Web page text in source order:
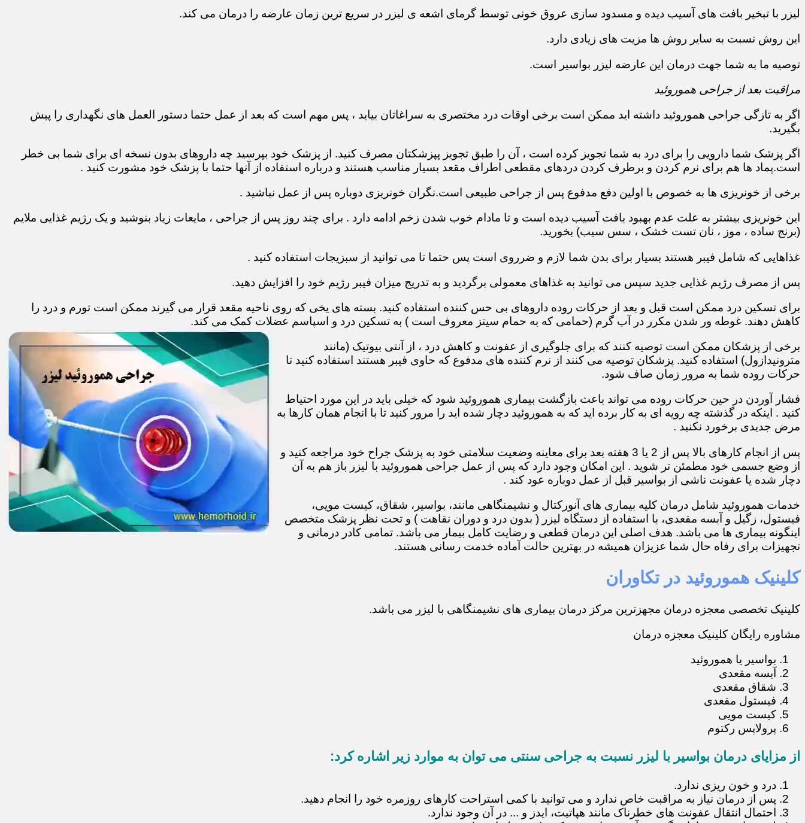
لیزر با تبخیر بافت های آسیب دیده و مسدود سازی عروق خونی توسط گرمای اشعه ی لیزر در سریع ترین زمان عارضه را درمان می کند.
این روش نسبت به سایر روش ها مزیت های زیادی دارد.
توصیه ما به شما جهت درمان این عارضه لیزر بواسیر است.
مراقبت بعد از جراحی هموروئید
اگر به تازگی جراحی هموروئید داشته اید ممکن است برخی اوقات درد مختصری به سراغاتان بیاید ، پس مهم است که بعد از عمل حتما دستور العمل های نگهداری را پیش
بگیرید.
اگر پزشک شما دارویی را برای درد به شما تجویز کرده است ، آن را طبق تجویز پپزشکتان مصرف کنید. از پزشک خود بپرسید چه داروهای بدون نسخه ای برای شما بی خطر
است.پماد ها هم برای نرم کردن و برطرف کردن دردهای مقطعی اطراف مقعد بسیار مناسب هستند و درباره استفاده از آنها حتما با پزشک خود مشورت کنید .
برخی از خونریزی ها به خصوص با اولین دفع مدفوع پس از جراحی طبیعی است.نگران خونریزی دوباره پس از عمل نباشید .
این خونریزی بیشتر به علت عدم بهبود بافت آسیب دیده است و تا مادام خوب شدن زخم ادامه دارد . برای چند روز پس از جراحی ، مایعات زیاد بنوشید و یک رژیم غذایی ملایم
(برنج ساده ، موز ، نان تست خشک ، سس سیب) بخورید.
غذاهایی که شامل فیبر هستند بسیار برای بدن شما لازم و ضرروی است پس حتما تا می توانید از سبزیجات استفاده کنید .
پس از مصرف رژیم غذایی جدید سپس می توانید به غذاهای معمولی برگردید و به تدریج میزان فیبر رژیم خود را افزایش دهید.
برای تسکین درد ممکن است قبل و بعد از حرکات روده داروهای بی حس کننده استفاده کنید. بسته های یخی که روی ناحیه مقعد قرار می گیرند ممکن است تورم و درد را
کاهش دهند. غوطه ور شدن مکرر در آب گرم (حمامی که به حمام سیتز معروف است ) به تسکین درد و اسپاسم عضلات کمک می کند.
برخی از پزشکان ممکن است توصیه کنند که برای جلوگیری از عفونت و کاهش درد ، از آنتی بیوتیک (مانند
مترونیدازول) استفاده کنید. پزشکان توصیه می کنند از نرم کننده های مدفوع که حاوی فیبر هستند استفاده کنید تا
حرکات روده شما به مرور زمان صاف شود.
فشار آوردن در حین حرکات روده می تواند باعث بازگشت بیماری هموروئید شود که خیلی باید در این مورد احتیاط
کنید . اینکه در گذشته چه رویه ای به کار برده اید که به هموروئید دچار شده اید را مرور کنید تا با انجام همان کارها به
مرض جدیدی برخورد نکنید .
پس از انجام کارهای بالا پس از 2 یا 3 هفته بعد برای معاینه وضعیت سلامتی خود به پزشک جراح خود مراجعه کنید و
از وضع جسمی خود مطمئن تر شوید . این امکان وجود دارد که پس از عمل جراحی هموروئید با لیزر باز هم به آن
دچار شده یا عفونت ناشی از بواسیر قبل از عمل دوباره عود کند .
خدمات هموروئید شامل درمان کلیه بیماری های آنورکتال و نشیمنگاهی مانند، بواسیر، شقاق، کیست مویی،
فیستول، زگیل و آبسه مقعدی، با استفاده از دستگاه لیزر ( بدون درد و دوران نقاهت ) و تحت نظر پزشک متخصص
اینگونه بیماری ها می باشد. هدف اصلی این درمان قطعی و رضایت کامل بیمار می باشد. تمامی کادر درمانی و
تجهیزات برای رفاه حال شما عزیزان همیشه در بهترین حالت آماده خدمت رسانی هستند.
کلینیک هموروئید در تکاوران
کلینیک تخصصی معجزه درمان مجهزترین مرکز درمان بیماری های نشیمنگاهی با لیزر می باشد.
مشاوره رایگان کلینیک معجزه درمان
بواسیر یا هموروئید
آبسه مقعدی
شقاق مقعدی
فیستول مقعدی
کیست مویی
پرولاپس رکتوم
از مزایای درمان بواسیر با لیزر نسبت به جراحی سنتی می توان به موارد زیر اشاره کرد:
درد و خون ریزی ندارد.
پس از درمان نیاز به مراقبت خاص ندارد و می توانید با کمی استراحت کارهای روزمره خود را انجام دهید.
احتمال انتقال عفونت های خطرناک مانند هپاتیت، ایدز و ... در آن وجود ندارد.